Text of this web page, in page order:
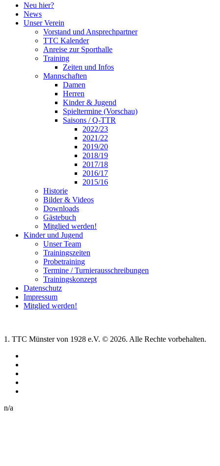
Neu hier?
News
Unser Verein
Vorstand und Ansprechpartner
TTC Kalender
Anreise zur Sporthalle
Training
Zeiten und Infos
Mannschaften
Damen
Herren
Kinder & Jugend
Spieltermine (Vorschau)
Saisons / Q-TTR
2022/23
2021/22
2019/20
2018/19
2017/18
2016/17
2015/16
Historie
Bilder & Videos
Downloads
Gästebuch
Mitglied werden!
Kinder und Jugend
Unser Team
Trainingszeiten
Probetraining
Termine / Turnierausschreibungen
Trainingskonzept
Datenschutz
Impressum
Mitglied werden!
1. TTC Münster von 1928 e.V. © 2026. Alle Rechte vorbehalten.
n/a